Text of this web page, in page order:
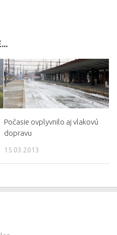
Počasie ovplyvnilo aj vlakovú
dopravu
15.03.2013